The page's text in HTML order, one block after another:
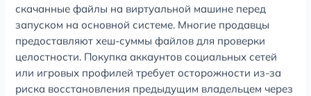
скачанные файлы на виртуальной машине перед
запуском на основной системе. Многие продавцы
предоставляют хеш-суммы файлов для проверки
целостности. Покупка аккаунтов социальных сетей
или игровых профилей требует осторожности из-за
риска восстановления предыдущим владельцем через